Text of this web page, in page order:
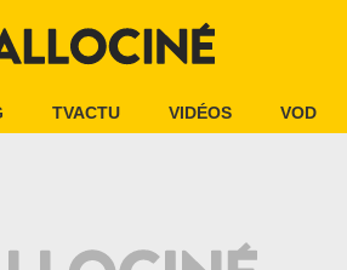
TVACTU VIDÉOS VOD